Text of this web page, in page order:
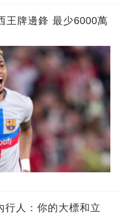
王牌邊鋒 最少6000萬
行人：你的大標和立